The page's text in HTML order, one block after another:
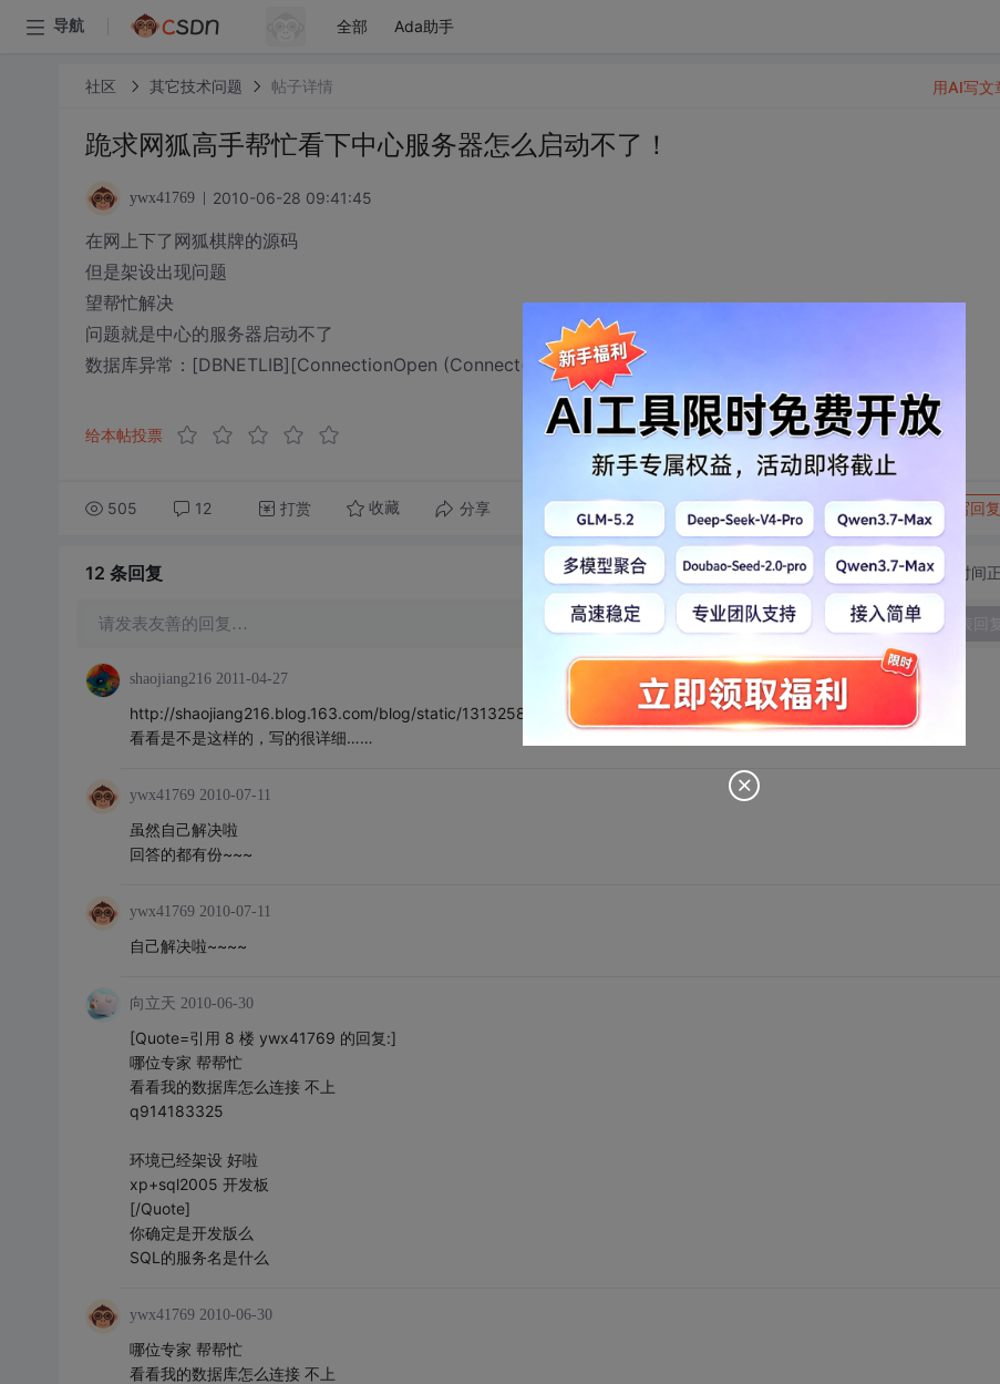
导航 全部 Ada助手
社区 其它技术问题 帖子详情
跪求网狐高手帮忙看下中心服务器怎么启动不了！
ywx41769 2010-06-28 09:41:45
在网上下了网狐棋牌的源码
但是架设出现问题
望帮忙解决
问题就是中心的服务器启动不了
数据库异常：[DBNETLIB][ConnectionOpen (Connect()).]SQL Server 不存在或拒绝访问。 [ 0x80004005 ]
给本帖投票
505 12 打赏 收藏 分享 转发到动态 举报 写回复
用AI写文
12 条回复 切换为时间
请发表友善的回复… 发表回复
shaojiang216 2011-04-27
http://shaojiang216.blog.163.com/blog/static/131325824201132735924357/
看看是不是这样的，写的很详细……
ywx41769 2010-07-11
虽然自己解决啦
回答的都有份~~~
ywx41769 2010-07-11
自己解决啦~~~~
向立天 2010-06-30
[Quote=引用 8 楼 ywx41769 的回复:]
哪位专家 帮帮忙
看看我的数据库怎么连接 不上
q914183325
环境已经架设 好啦
xp+sql2005 开发板
[/Quote]
你确定是开发版么
SQL的服务名是什么
ywx41769 2010-06-30
哪位专家 帮帮忙
看看我的数据库怎么连接 不上